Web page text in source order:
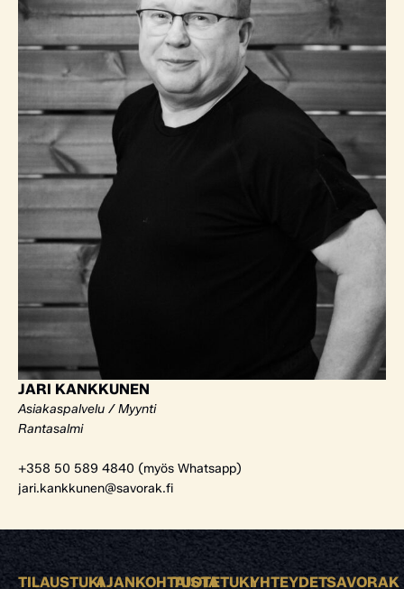
JARI KANKKUNEN
Asiakaspalvelu / Myynti
Rantasalmi
+358 50 589 4840 (myös Whatsapp)
jari.kankkunen@savorak.fi
TILAUSTUKIAJANKOHTAISTA
TUOTETUKIYHTEYDETSAVORAK